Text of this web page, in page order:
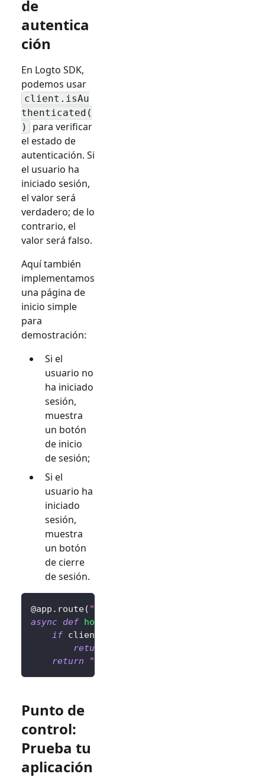
de
autentica
ción
En Logto SDK,
podemos usar
client.isAu
thenticated(
)
para verificar
el estado de
autenticación. Si
el usuario ha
iniciado sesión,
el valor será
verdadero; de lo
contrario, el
valor será falso.
Aquí también
implementamos
una página de
inicio simple
para
demostración:
Si el
usuario no
ha iniciado
sesión,
muestra
un botón
de inicio
de sesión;
Si el
usuario ha
iniciado
sesión,
muestra
un botón
de cierre
de sesión.
@app . route( "/"
async def home
if client
return
return
"Autenticado <a href='/sign-
Punto de
control:
Prueba tu
aplicación